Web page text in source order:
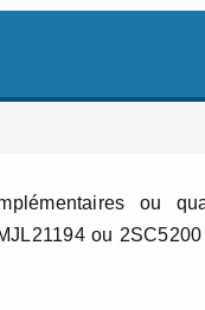
ou
ou